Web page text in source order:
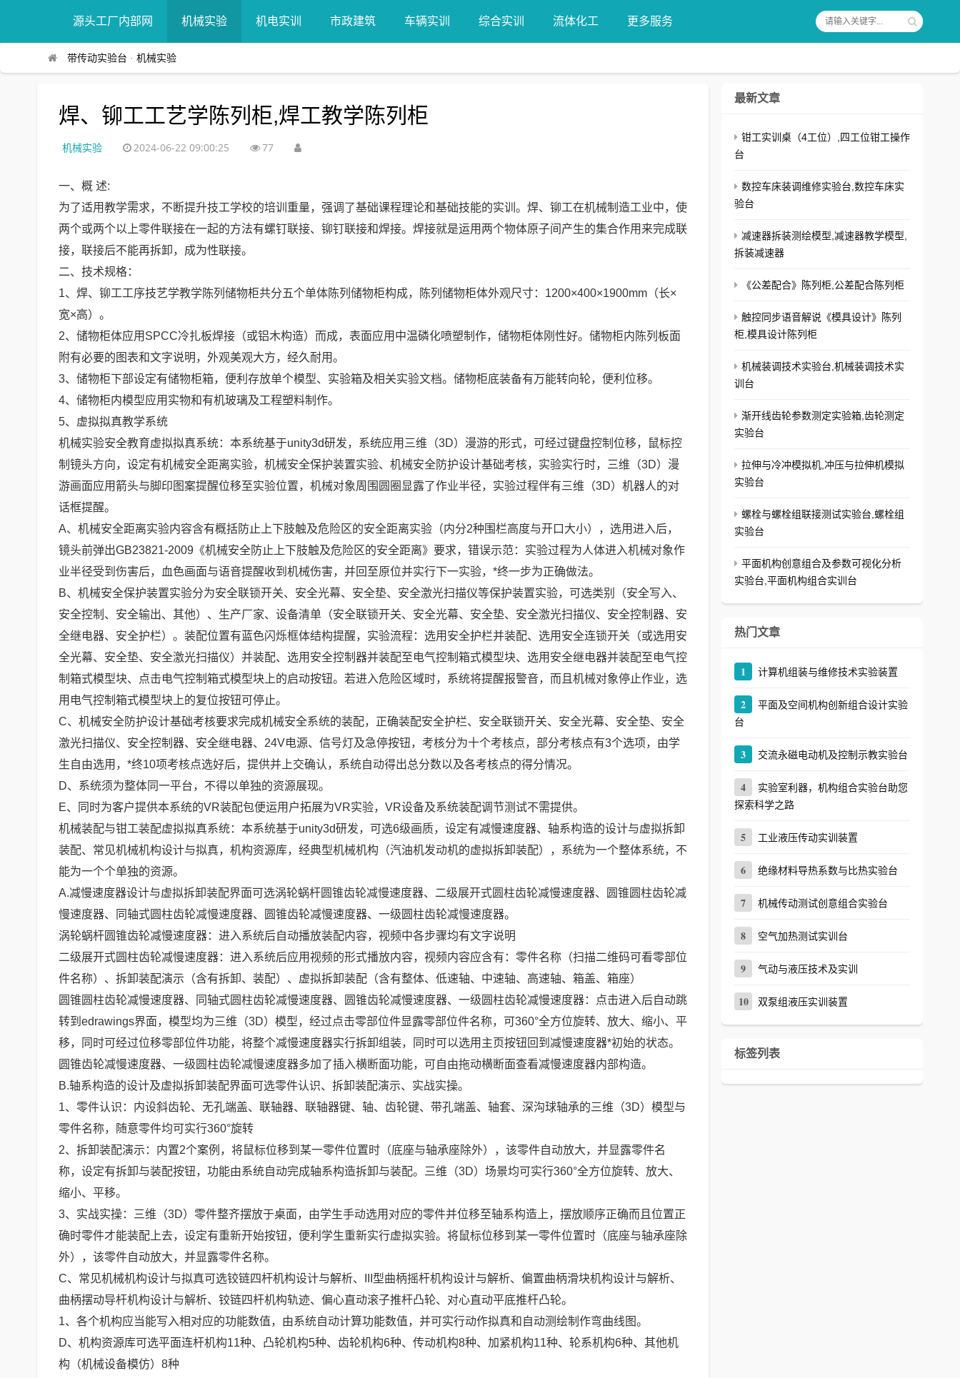
源头工厂内部网 机械实验 机电实训 市政建筑 车辆实训 综合实训 流体化工 更多服务
带传动实验台 · 机械实验
焊、铆工工艺学陈列柜,焊工教学陈列柜
机械实验 2024-06-22 09:00:25 77
一、概 述:
为了适用教学需求，不断提升技工学校的培训重量，强调了基础课程理论和基础技能的实训。焊、铆工在机械制造工业中，使
两个或两个以上零件联接在一起的方法有螺钉联接、铆钉联接和焊接。焊接就是运用两个物体原子间产生的集合作用来完成联
接，联接后不能再拆卸，成为性联接。
二、技术规格：
1、焊、铆工工序技艺学教学陈列储物柜共分五个单体陈列储物柜构成，陈列储物柜体外观尺寸：1200×400×1900mm（长×
宽×高）。
2、储物柜体应用SPCC冷扎板焊接（或铝木构造）而成，表面应用中温磷化喷塑制作，储物柜体刚性好。储物柜内陈列板面
附有必要的图表和文字说明，外观美观大方，经久耐用。
3、储物柜下部设定有储物柜箱，便利存放单个模型、实验箱及相关实验文档。储物柜底装备有万能转向轮，便利位移。
4、储物柜内模型应用实物和有机玻璃及工程塑料制作。
5、虚拟拟真教学系统
机械实验安全教育虚拟拟真系统：本系统基于unity3d研发，系统应用三维（3D）漫游的形式，可经过键盘控制位移，鼠标控
制镜头方向，设定有机械安全距离实验，机械安全保护装置实验、机械安全防护设计基础考核，实验实行时，三维（3D）漫
游画面应用箭头与脚印图案提醒位移至实验位置，机械对象周围圆圈显露了作业半径，实验过程伴有三维（3D）机器人的对
话框提醒。
A、机械安全距离实验内容含有概括防止上下肢触及危险区的安全距离实验（内分2种围栏高度与开口大小），选用进入后，
镜头前弹出GB23821-2009《机械安全防止上下肢触及危险区的安全距离》要求，错误示范：实验过程为人体进入机械对象作
业半径受到伤害后，血色画面与语音提醒收到机械伤害，并回至原位并实行下一实验，*终一步为正确做法。
B、机械安全保护装置实验分为安全联锁开关、安全光幕、安全垫、安全激光扫描仪等保护装置实验，可选类别（安全写入、
安全控制、安全输出、其他）、生产厂家、设备清单（安全联锁开关、安全光幕、安全垫、安全激光扫描仪、安全控制器、安
全继电器、安全护栏）。装配位置有蓝色闪烁框体结构提醒，实验流程：选用安全护栏并装配、选用安全连锁开关（或选用安
全光幕、安全垫、安全激光扫描仪）并装配、选用安全控制器并装配至电气控制箱式模型块、选用安全继电器并装配至电气控
制箱式模型块、点击电气控制箱式模型块上的启动按钮。若进入危险区域时，系统将提醒报警音，而且机械对象停止作业，选
用电气控制箱式模型块上的复位按钮可停止。
C、机械安全防护设计基础考核要求完成机械安全系统的装配，正确装配安全护栏、安全联锁开关、安全光幕、安全垫、安全
激光扫描仪、安全控制器、安全继电器、24V电源、信号灯及急停按钮，考核分为十个考核点，部分考核点有3个选项，由学
生自由选用，*终10项考核点选好后，提供并上交确认，系统自动得出总分数以及各考核点的得分情况。
D、系统须为整体同一平台，不得以单独的资源展现。
E、同时为客户提供本系统的VR装配包便运用户拓展为VR实验，VR设备及系统装配调节测试不需提供。
机械装配与钳工装配虚拟拟真系统：本系统基于unity3d研发，可选6级画质，设定有减慢速度器、轴系构造的设计与虚拟拆卸
装配、常见机械机构设计与拟真，机构资源库，经典型机械机构（汽油机发动机的虚拟拆卸装配），系统为一个整体系统，不
能为一个个单独的资源。
A.减慢速度器设计与虚拟拆卸装配界面可选涡轮蜗杆圆锥齿轮减慢速度器、二级展开式圆柱齿轮减慢速度器、圆锥圆柱齿轮减
慢速度器、同轴式圆柱齿轮减慢速度器、圆锥齿轮减慢速度器、一级圆柱齿轮减慢速度器。
涡轮蜗杆圆锥齿轮减慢速度器：进入系统后自动播放装配内容，视频中各步骤均有文字说明
二级展开式圆柱齿轮减慢速度器：进入系统后应用视频的形式播放内容，视频内容应含有：零件名称（扫描二维码可看零部位
件名称）、拆卸装配演示（含有拆卸、装配）、虚拟拆卸装配（含有整体、低速轴、中速轴、高速轴、箱盖、箱座）
圆锥圆柱齿轮减慢速度器、同轴式圆柱齿轮减慢速度器、圆锥齿轮减慢速度器、一级圆柱齿轮减慢速度器：点击进入后自动跳
转到edrawings界面，模型均为三维（3D）模型，经过点击零部位件显露零部位件名称，可360°全方位旋转、放大、缩小、平
移，同时可经过位移零部位件功能，将整个减慢速度器实行拆卸组装，同时可以选用主页按钮回到减慢速度器*初始的状态。
圆锥齿轮减慢速度器、一级圆柱齿轮减慢速度器多加了插入横断面功能，可自由拖动横断面查看减慢速度器内部构造。
B.轴系构造的设计及虚拟拆卸装配界面可选零件认识、拆卸装配演示、实战实操。
1、零件认识：内设斜齿轮、无孔端盖、联轴器、联轴器键、轴、齿轮键、带孔端盖、轴套、深沟球轴承的三维（3D）模型与
零件名称，随意零件均可实行360°旋转
2、拆卸装配演示：内置2个案例，将鼠标位移到某一零件位置时（底座与轴承座除外），该零件自动放大，并显露零件名
称，设定有拆卸与装配按钮，功能由系统自动完成轴系构造拆卸与装配。三维（3D）场景均可实行360°全方位旋转、放大、
缩小、平移。
3、实战实操：三维（3D）零件整齐摆放于桌面，由学生手动选用对应的零件并位移至轴系构造上，摆放顺序正确而且位置正
确时零件才能装配上去，设定有重新开始按钮，便利学生重新实行虚拟实验。将鼠标位移到某一零件位置时（底座与轴承座除
外），该零件自动放大，并显露零件名称。
C、常见机械机构设计与拟真可选铰链四杆机构设计与解析、III型曲柄摇杆机构设计与解析、偏置曲柄滑块机构设计与解析、
曲柄摆动导杆机构设计与解析、铰链四杆机构轨迹、偏心直动滚子推杆凸轮、对心直动平底推杆凸轮。
1、各个机构应当能写入相对应的功能数值，由系统自动计算功能数值，并可实行动作拟真和自动测绘制作弯曲线图。
D、机构资源库可选平面连杆机构11种、凸轮机构5种、齿轮机构6种、传动机构8种、加紧机构11种、轮系机构6种、其他机
构（机械设备模仿）8种
最新文章
钳工实训桌（4工位）,四工位钳工操作
台
数控车床装调维修实验台,数控车床实
验台
减速器拆装测绘模型,减速器教学模型,
拆装减速器
《公差配合》陈列柜,公差配合陈列柜
触控同步语音解说《模具设计》陈列
柜,模具设计陈列柜
机械装调技术实验台,机械装调技术实
训台
渐开线齿轮参数测定实验箱,齿轮测定
实验台
拉伸与冷冲模拟机,冲压与拉伸机模拟
实验台
螺栓与螺栓组联接测试实验台,螺栓组
实验台
平面机构创意组合及参数可视化分析
实验台,平面机构组合实训台
热门文章
1 计算机组装与维修技术实验装置
2
平面及空间机构创新组合设计实验
台
3 交流永磁电动机及控制示教实验台
4
实验室利器，机构组合实验台助您
探索科学之路
5 工业液压传动实训装置
6 绝缘材料导热系数与比热实验台
7 机械传动测试创意组合实验台
8 空气加热测试实训台
9 气动与液压技术及实训
10 双泵组液压实训装置
标签列表